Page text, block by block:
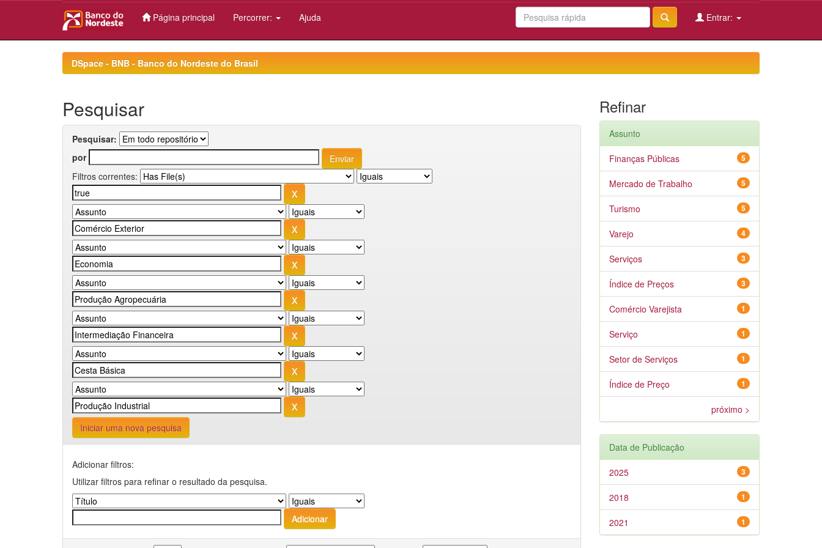
Página principal Percorrer: Ajuda Entrar:
DSpace - BNB - Banco do Nordeste do Brasil
Pesquisar
Pesquisar:
por
Filtros correntes:
Iniciar uma nova pesquisa
Adicionar filtros:
Utilizar filtros para refinar o resultado da pesquisa.
Refinar
Assunto
5
Finanças Públicas
5
Mercado de Trabalho
5
Turismo
4
Varejo
3
Serviços
3
Índice de Preços
1
Comércio Varejista
1
Serviço
1
Setor de Serviços
1
Índice de Preço
próximo >
Data de Publicação
3
2025
1
2018
1
2021